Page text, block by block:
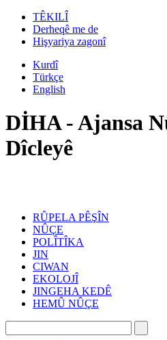
TÊKILÎ
Derheqê me de
Hişyariya zagonî
Kurdî
Türkçe
English
DİHA - Ajansa
Dîcleyê
RÛPELA PÊŞÎN
NÛÇE
POLÎTÎKA
JIN
CIWAN
EKOLOJÎ
JINGEHA KEDÊ
HEMÛ NÛÇE